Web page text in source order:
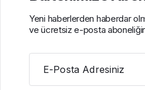
Yeni haberlerden haberdar
ve ücretsiz e-posta
E-Posta Adresiniz